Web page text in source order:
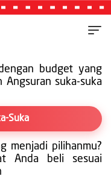
budget yang
Angsuran suka-suka
Suka
menjadi pilihanmu?
Anda beli sesuai